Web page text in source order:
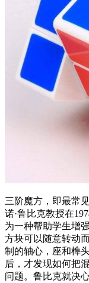
三阶魔方，即最常
诺·鲁比克教授在
为一种帮助学生增
方块可以随意转动
制的轴心，座和榫
后，才发现如何把
问题。鲁比克就决